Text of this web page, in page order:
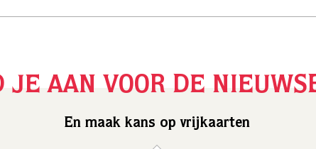
JE AAN VOOR DE
En maak kans op vrijkaarten